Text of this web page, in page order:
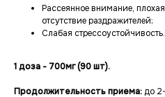
Рассеянное внимание,
отсутствие раздражителей;
Слабая стрессоустойчивость.
1 доза - 700мг (90 шт).
Продолжительность приема: до